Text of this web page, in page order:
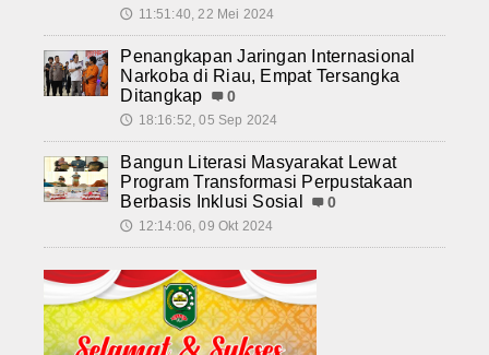
🕔 11:51:40, 22 Mei 2024
Penangkapan Jaringan Internasional
Narkoba di Riau, Empat Tersangka
Ditangkap
0
🕔 18:16:52, 05 Sep 2024
Bangun Literasi Masyarakat Lewat
Program Transformasi Perpustakaan
Berbasis Inklusi Sosial
0
🕔 12:14:06, 09 Okt 2024